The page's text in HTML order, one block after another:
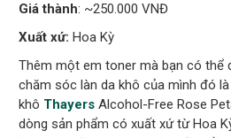
Giá thành: ~250.000 VNĐ
Xuất xứ: Hoa Kỳ
Thêm một em toner mà bạn có thể
chăm sóc làn da khô của mình đó
khô Thayers Alcohol-Free Rose
dòng sản phẩm có xuất xứ từ Hoa